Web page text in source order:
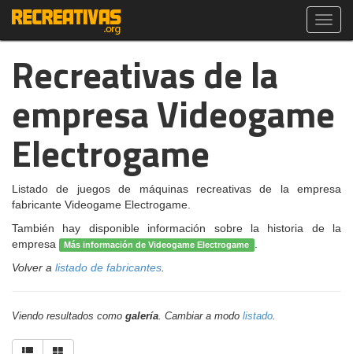
Recreativas de la
empresa Videogame
Electrogame
Listado de juegos de máquinas recreativas de la empresa
fabricante Videogame Electrogame.
También hay disponible información sobre la historia de la
empresa
Más información de Videogame Electrogame .
Volver a listado de fabricantes
Viendo resultados como galería. Cambiar a modo listado.